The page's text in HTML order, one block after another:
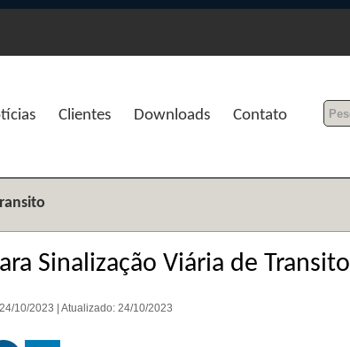
Clientes Downloads Contato
Sinalização Viária de Transito
10/2023 | Atualizado: 24/10/2023